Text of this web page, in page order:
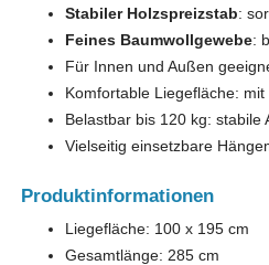
Stabiler Holzspreizstab:
Feines Baumwollgewebe:
Für Innen und Außen
Komfortable Liegefläche:
Belastbar bis 120 kg: stabile
Vielseitig einsetzbare
Produktinformationen
Liegefläche: 100 x 195 cm
Gesamtlänge: 285 cm